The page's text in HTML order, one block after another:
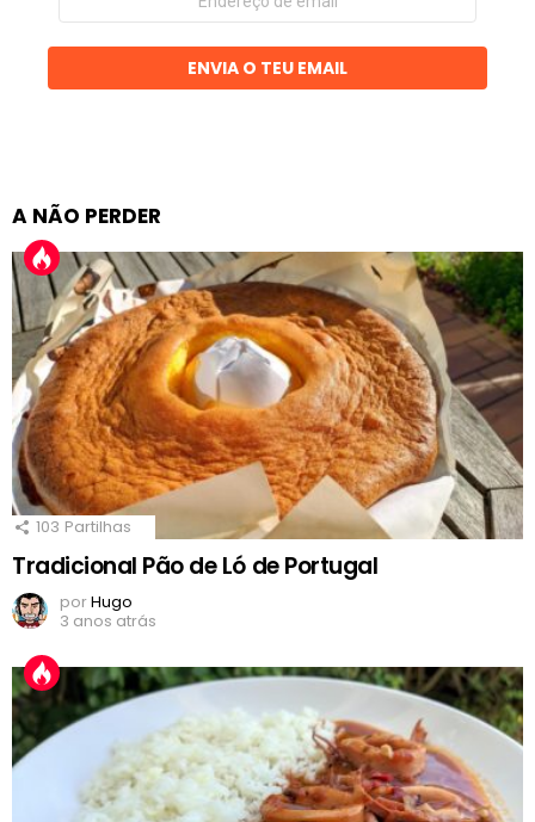
email
ENVIA O TEU EMAIL
A NÃO PERDER
103 Partilhas
Tradicional Pão de Ló de Portugal
porHugo
3 anos atrás